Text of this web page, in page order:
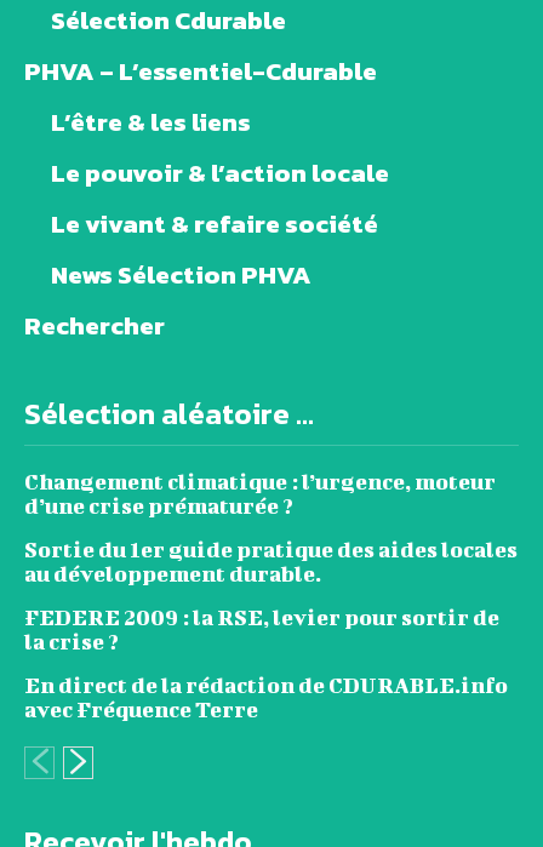
Sélection Cdurable
PHVA – L’essentiel-Cdurable
L’être & les liens
Le pouvoir & l’action locale
Le vivant & refaire société
News Sélection PHVA
Rechercher
Sélection aléatoire ...
Changement climatique : l’urgence, moteur
d’une crise prématurée ?
Sortie du 1er guide pratique des aides locales
au développement durable.
FEDERE 2009 : la RSE, levier pour sortir de
la crise ?
En direct de la rédaction de CDURABLE.info
avec Fréquence Terre